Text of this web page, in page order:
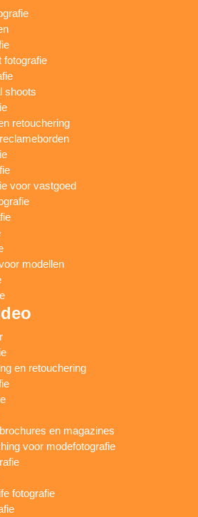
fotografie
shoots
retouchering
voor vastgoed
modellen
en retouchering
en magazines
voor modefotografie
fotografie